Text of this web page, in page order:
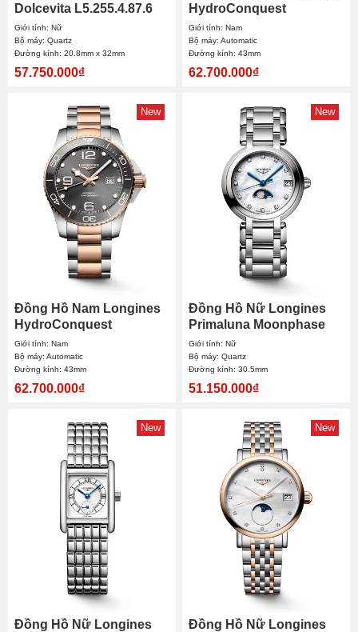
Dolcevita L5.255.4.87.6
20.8x32mm
Giới tính: Nữ
Bộ máy: Quartz
Đường kính: 20.8mm x 32mm
57.750.000₫
HydroConquest
L3.782.3.98.7 43mm
Giới tính: Nam
Bộ máy: Automatic
Đường kính: 43mm
62.700.000₫
New
Đồng Hồ Nam Longines
HydroConquest
L3.782.3.78.7 43mm
Giới tính: Nam
Bộ máy: Automatic
Đường kính: 43mm
62.700.000₫
New
Đồng Hồ Nữ Longines
Primaluna Moonphase
L8.115.4.87.6 30.5mm
Giới tính: Nữ
Bộ máy: Quartz
Đường kính: 30.5mm
51.150.000₫
New
Đồng Hồ Nữ Longines
New
Đồng Hồ Nữ Longines